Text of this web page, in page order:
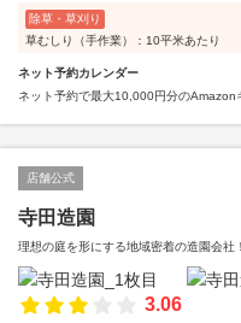
除草・草刈り
草むしり（手作業）：10平米あたり
ネット予約カレンダー
ネット予約で最大10,000円分のAmazon
店舗公式
寺田造園
理想の庭を形にする地域密着の造園会社
3.06